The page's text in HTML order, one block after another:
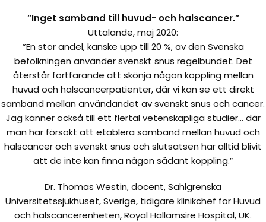
”Inget samband till huvud- och halscancer.”
Uttalande, maj 2020:
”En stor andel, kanske upp till 20 %, av den Svenska
befolkningen använder svenskt snus regelbundet. Det
återstår fortfarande att skönja någon koppling mellan
huvud och halscancerpatienter, där vi kan se ett direkt
samband mellan användandet av svenskt snus och cancer.
Jag känner också till ett flertal vetenskapliga studier… där
man har försökt att etablera samband mellan huvud och
halscancer och svenskt snus och slutsatsen har alltid blivit
att de inte kan finna någon sådant koppling.”
Dr. Thomas Westin, docent, Sahlgrenska
Universitetssjukhuset, Sverige, tidigare klinikchef för Huvud
och halscancerenheten, Royal Hallamsire Hospital, UK.